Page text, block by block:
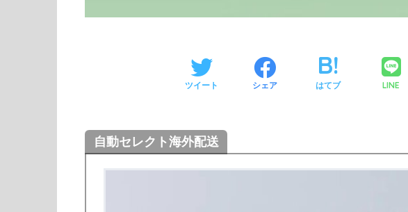
ツイート シェア はてブ LINE
自動セレクト海外配送